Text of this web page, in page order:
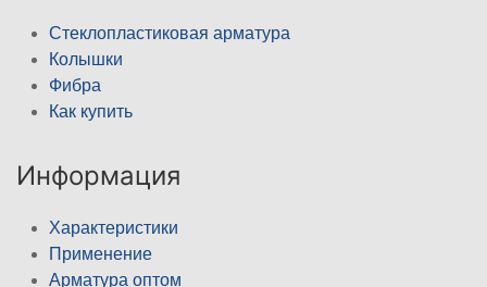
Стеклопластиковая арматура
Колышки
Фибра
Как купить
Информация
Характеристики
Применение
Арматура оптом